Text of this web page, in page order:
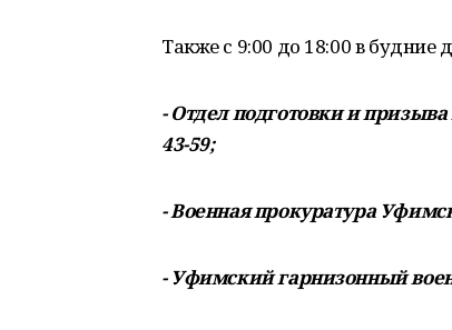
Также с 9:00 до 18:00 в будние
- Отдел подготовки и
43-59;
- Военная прокуратура
- Уфимский гарнизонный